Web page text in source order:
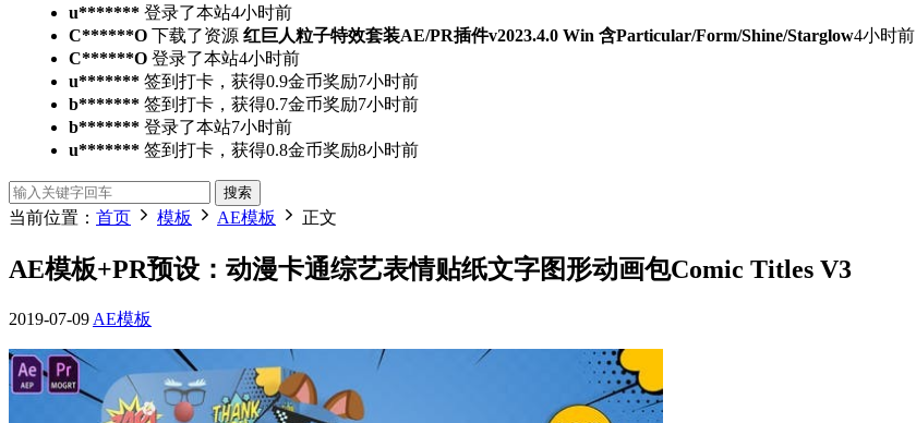
u******* 登录了本站4小时前
C******O 下载了资源 红巨人粒子特效套装AE/PR插件v2023.4.0 Win 含Particular/Form/Shine/Starglow4小时前
C******O 登录了本站4小时前
u******* 签到打卡，获得0.9金币奖励7小时前
b******* 签到打卡，获得0.7金币奖励7小时前
b******* 登录了本站7小时前
u******* 签到打卡，获得0.8金币奖励8小时前
搜索
当前位置： 首页 模板 AE模板 正文
AE模板+PR预设：动漫卡通综艺表情贴纸文字图形动画包Comic Titles V3
2019-07-09 AE模板